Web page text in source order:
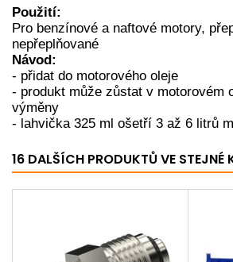
Použití:
Pro benzínové a naftové motory,
nepřeplňované
Návod:
- přidat do motorového oleje
- produkt může zůstat v motorovém
výměny
- lahvička 325 ml ošetří 3 až 6 litrů
16 DALŠÍCH PRODUKTŮ VE STEJNÉ